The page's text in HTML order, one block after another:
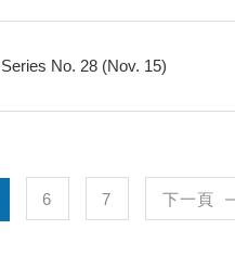
No. 28 (Nov. 15)
6 7 下一頁